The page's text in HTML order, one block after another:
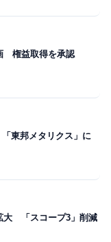
権益取得を承認
東邦メタリクス」に
大 「スコープ3」削減